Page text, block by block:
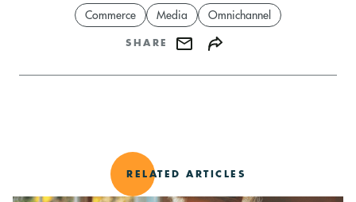
Commerce Media Omnichannel
SHARE
RELATED ARTICLES